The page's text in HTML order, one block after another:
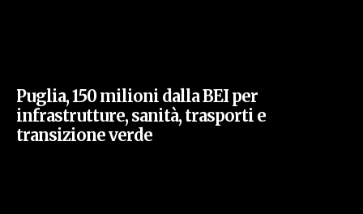
Puglia, 150 milioni dalla BEI per
infrastrutture, sanità, trasporti e
transizione verde